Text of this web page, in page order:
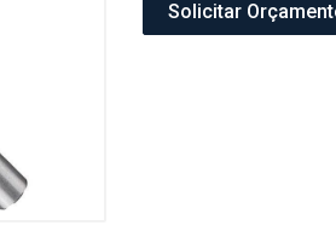
Solicitar